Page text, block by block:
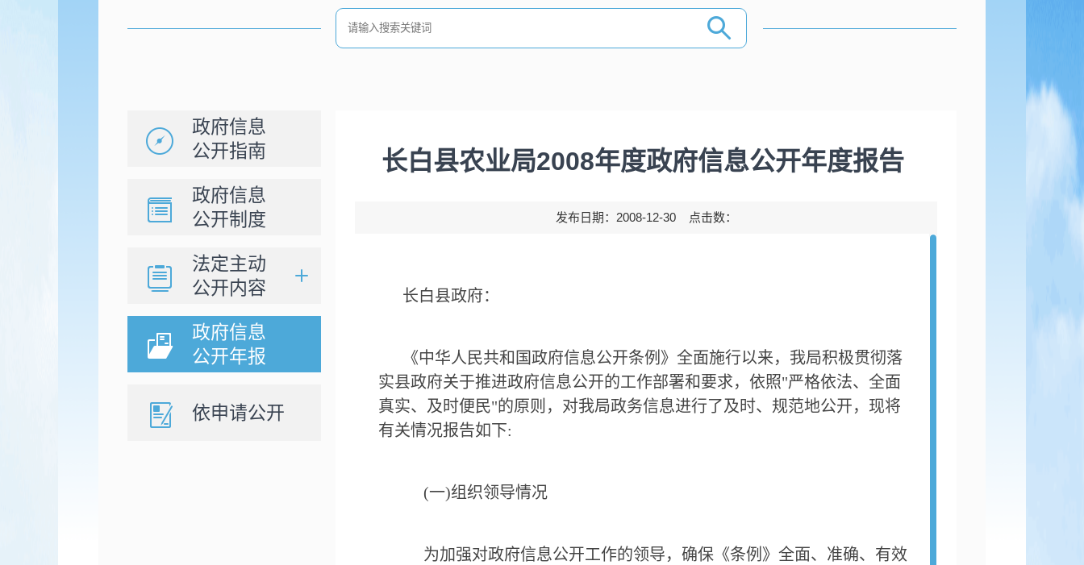
政府信息
公开指南
政府信息
公开制度
法定主动
公开内容
政府信息
公开年报
依申请公开
长白县农业局2008年度政府信息公开年度报告
发布日期：2008-12-30 点击数：
长白县政府：
《中华人民共和国政府信息公开条例》全面施行以来，我局积极贯彻落
实县政府关于推进政府信息公开的工作部署和要求，依照"严格依法、全面
真实、及时便民"的原则，对我局政务信息进行了及时、规范地公开，现将
有关情况报告如下:
(一)组织领导情况
为加强对政府信息公开工作的领导，确保《条例》全面、准确、有效